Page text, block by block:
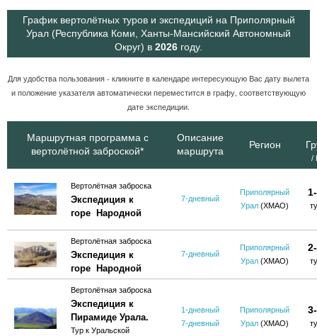
График вертолётных туров и экспедиций на Приполярный
Урал (Республика Коми, Ханты-Мансийский Автономный
Округ) в 2026 году.
Для удобства пользования - кликните в календаре интересующую Вас дату вылета
и положение указателя автоматически переместится в графу, соответствующую
дате экспедиции.
Маршрутная программа с
вертолётной заброской*
Описание
маршрута
Регион
/
Вертолётная заброска
Экспедиция к
горе Народной
7-дневный
Приполярный
Урал (ХМАО)
Вертолётная заброска
Экспедиция к
горе Народной
7-дневный
Приполярный
Урал (ХМАО)
Вертолётная заброска
Экспедиция к
Пирамиде Урала.
Тур к Уральской
1-дневный
7-дневный
Приполярный
Урал (ХМАО)